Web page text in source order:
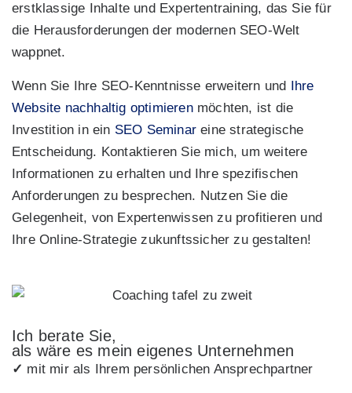
erstklassige Inhalte und Expertentraining, das Sie für
die Herausforderungen der modernen SEO-Welt
wappnet.
Wenn Sie Ihre SEO-Kenntnisse erweitern und Ihre
Website nachhaltig optimierenmöchten, ist die
Investition in ein SEO Seminar eine strategische
Entscheidung. Kontaktieren Sie mich, um weitere
Informationen zu erhalten und Ihre spezifischen
Anforderungen zu besprechen. Nutzen Sie die
Gelegenheit, von Expertenwissen zu profitieren und
Ihre Online-Strategie zukunftssicher zu gestalten!
Ich berate Sie,
als wäre es mein eigenes Unternehmen
✓ mit mir als Ihrem persönlichen Ansprechpartner